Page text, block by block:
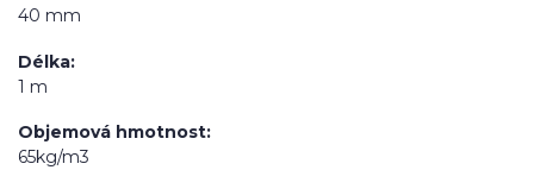
40 mm
Délka
1 m
Objemová hmotnost
65kg/m3